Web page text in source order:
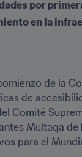
por
en la
de la
de
Comité
Multaqa
para el